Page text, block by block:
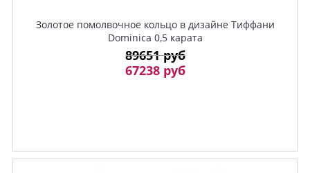
Золотое помолвочное кольцо в дизайне Тиффани
Dominica 0,5 карата
89651 руб
67238 руб